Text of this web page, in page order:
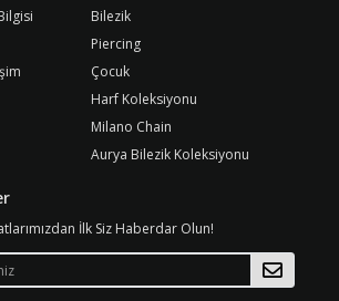
Bilezik
Piercing
Çocuk
Harf Koleksiyonu
Milano Chain
Aurya Bilezik Koleksiyonu
İlk Siz Haberdar Olun!